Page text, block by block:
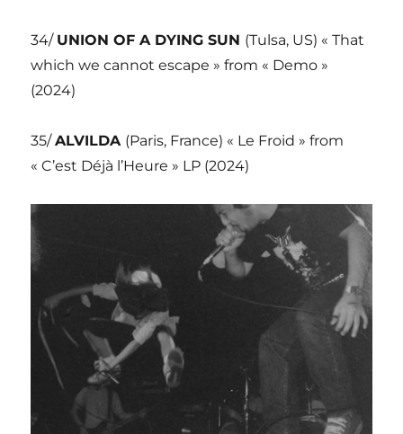
34/ UNION OF A DYING SUN (Tulsa, US) « That
which we cannot escape » from « Demo »
(2024)
35/ALVILDA (Paris, France) « Le Froid » from
« C’est Déjà l’Heure » LP (2024)